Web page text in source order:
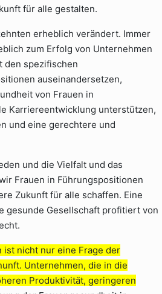
für alle gestalten.
erheblich verändert. Immer
zum Erfolg von Unternehmen
den spezifischen
auseinandersetzen,
von Frauen in
Karriereentwicklung unterstützen,
und eine gerechtere und
und die Vielfalt und das
Frauen in Führungspositionen
Zukunft für alle schaffen. Eine
gesunde Gesellschaft profitiert von
ist nicht nur eine Frage der
Unternehmen, die in die
Produktivität, geringeren